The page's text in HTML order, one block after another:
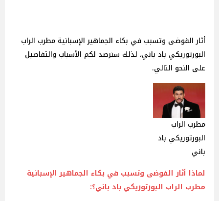
أثار الفوضى وتسبب في بكاء الجماهير الإسبانية مطرب الراب
البورتوريكي باد باني، لذلك سنرصد لكم الأسباب والتفاصيل
على النحو التالي.
مطرب الراب
البورتوريكي باد
باني
لماذا أثار الفوضى وتسبب في بكاء الجماهير الإسبانية
مطرب الراب البورتوريكي باد باني؟: